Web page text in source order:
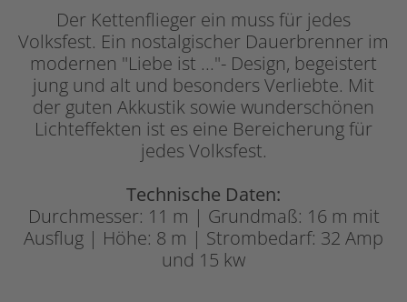
Der Kettenflieger ein muss für jedes
Volksfest. Ein nostalgischer Dauerbrenner im
modernen "Liebe ist ..."- Design, begeistert
jung und alt und besonders Verliebte. Mit
der guten Akkustik sowie wunderschönen
Lichteffekten ist es eine Bereicherung für
jedes Volksfest.
Technische Daten:
Durchmesser: 11 m | Grundmaß: 16 m mit
Ausflug | Höhe: 8 m | Strombedarf: 32 Amp
und 15 kw